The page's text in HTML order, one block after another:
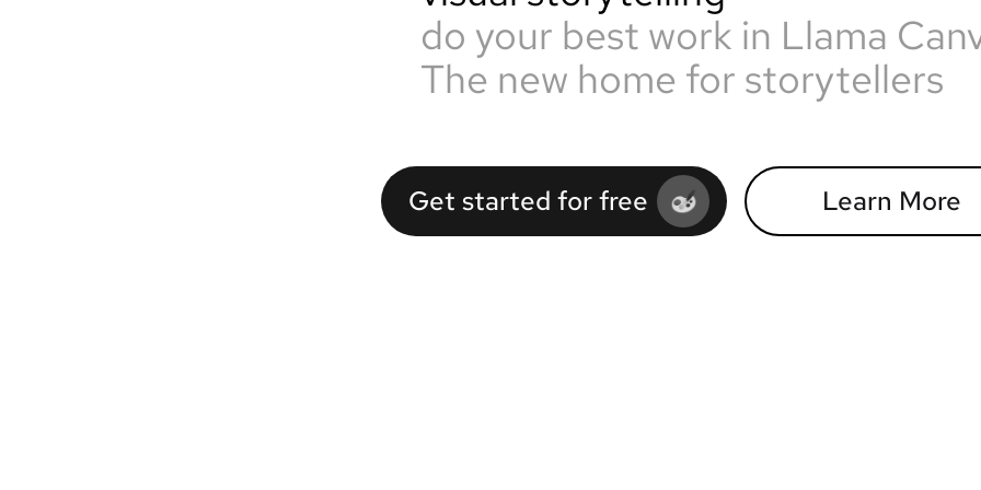
do your best work in Llama
The new home for storytellers
Get started for free Learn More